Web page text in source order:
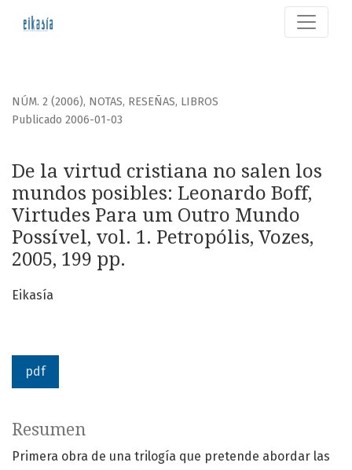
De la virtud cristiana no salen los mundos posibles
NÚM. 2 (2006), NOTAS, RESEÑAS, LIBROS
De la virtud cristiana no salen los
mundos posibles: Leonardo Boff,
Virtudes Para um Outro Mundo
Possível, vol. 1. Petropólis, Vozes,
2005, 199 pp.
Publicado 2006-01-03
Eikasía
pdf
Resumen
Primera obra de una trilogía que pretende abordar las